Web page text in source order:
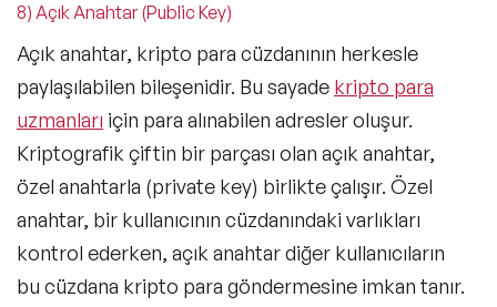
8) Açık Anahtar (Public Key)
Açık anahtar, kripto para cüzdanının herkesle
paylaşılabilen bileşenidir. Bu sayade kripto para
uzmanları için para alınabilen adresler oluşur.
Kriptografik çiftin bir parçası olan açık anahtar,
özel anahtarla (private key) birlikte çalışır. Özel
anahtar, bir kullanıcının cüzdanındaki varlıkları
kontrol ederken, açık anahtar diğer kullanıcıların
bu cüzdana kripto para göndermesine imkan tanır.